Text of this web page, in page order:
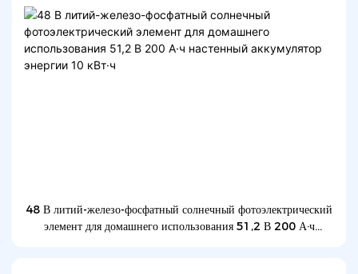
48 В литий-железо-фосфатный солнечный фотоэлектрический
элемент для домашнего использования 51,2 В 200 А·ч